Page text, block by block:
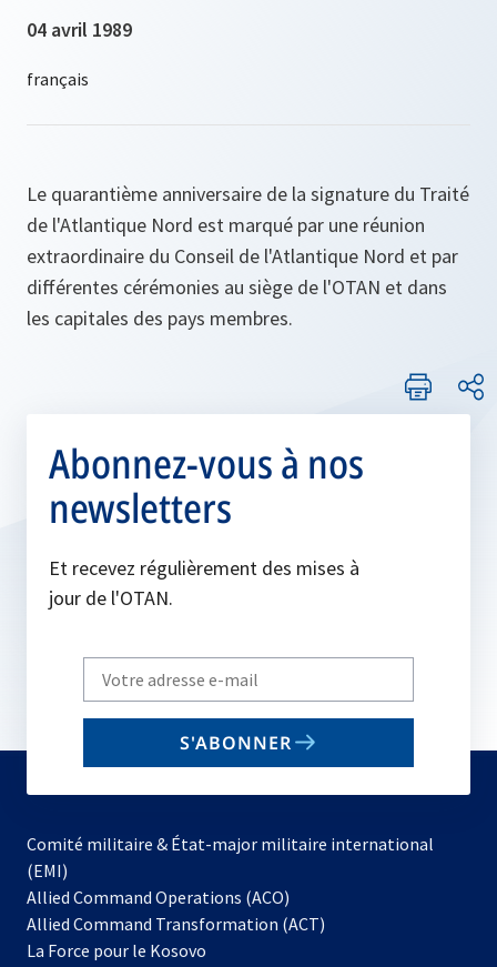
04 avril 1989
Le quarantième anniversaire de la signature du Traité
de l'Atlantique Nord est marqué par une réunion
extraordinaire du Conseil de l'Atlantique Nord et par
différentes cérémonies au siège de l'OTAN et dans
les capitales des pays membres.
Abonnez-vous à nos
newsletters
Et recevez régulièrement des mises à
jour de l'OTAN.
Write
your
email
S'ABONNER
Comité militaire & État-major militaire international
(EMI)
Allied Command Operations (ACO)
dans
Allied Command Transformation (ACT)
La Force pour le Kosovo